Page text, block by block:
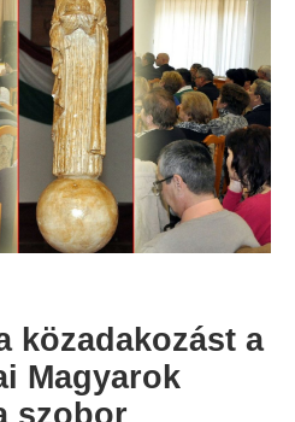
közadakozást a
Magyarok
szobor